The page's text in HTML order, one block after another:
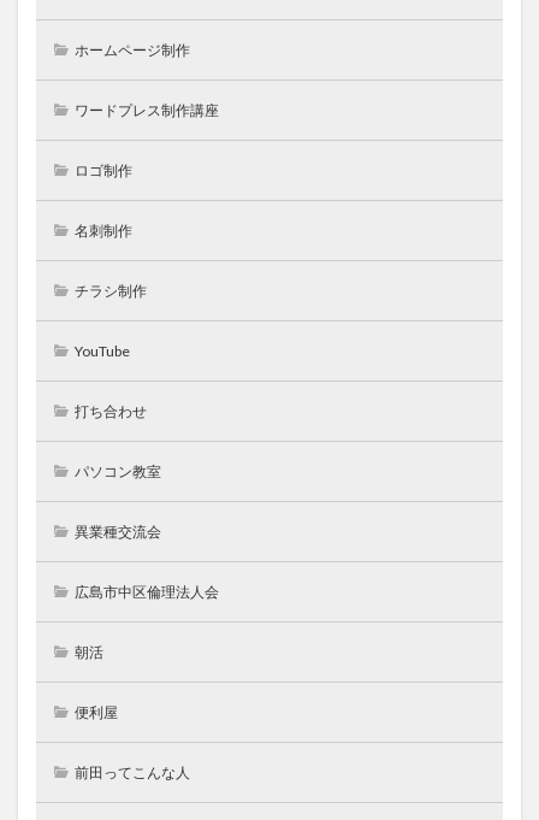
ホームページ制作
ワードプレス制作講座
ロゴ制作
名刺制作
チラシ制作
YouTube
打ち合わせ
パソコン教室
異業種交流会
広島市中区倫理法人会
朝活
便利屋
前田ってこんな人